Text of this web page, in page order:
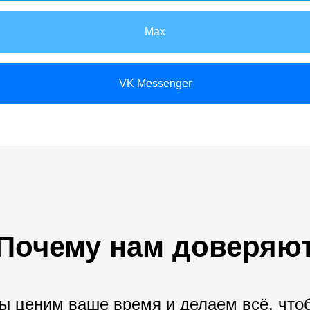
Max
VK Messenger
нам
ценим ваше время и делаем всё,